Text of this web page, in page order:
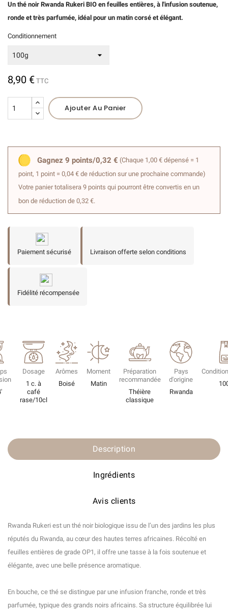
Un thé noir Rwanda Rukeri BIO en feuilles entières, à l'infusion soutenue,
ronde et très parfumée, idéal pour un matin corsé et élégant.
Conditionnement
8,90 € TTC
Ajouter Au Panier
Gagnez 9 points/0,32 € (Chaque 1,00 € dépensé = 1
point, 1 point = 0,04 € de réduction sur une prochaine commande)
Votre panier totalisera 9 points qui pourront être convertis en un
bon de réduction de 0,32 €.
Paiement sécurisé Livraison offerte selon conditions
Fidélité récompensée
Dosage
1 c. à
café
rase/10cl
Arômes
Boisé
Moment
Matin
Préparation
recommandée
Théière
classique
Pays
d'origine
Rwanda
Description
Ingrédients
Avis clients
Rwanda Rukeri est un thé noir biologique issu de l’un des jardins les plus
réputés du Rwanda, au cœur des hautes terres africaines. Récolté en
feuilles entières de grade OP1, il offre une tasse à la fois soutenue et
élégante, avec une belle présence aromatique.
En bouche, ce thé se distingue par une infusion franche, ronde et très
parfumée, typique des grands noirs africains. Sa structure équilibrée lui